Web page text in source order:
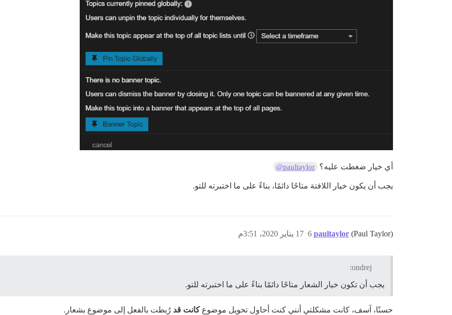
أي خيار ضغطت عليه؟ @paultaylor
يجب أن يكون خيار اللافتة متاحًا دائمًا، بناءً على ما اختبرته للتو.
paultaylor (Paul Taylor) 17 يناير 2020، 3:51م 6
ondrej:
يجب أن تكون خيار الشعار متاحًا دائمًا بناءً على ما اختبرته للتو.
حسنًا، آسف، كانت مشكلتي أنني كنت أحاول تحويل موضوعكانت قد رُبطت بالفعل إلى موضوع بشعار.